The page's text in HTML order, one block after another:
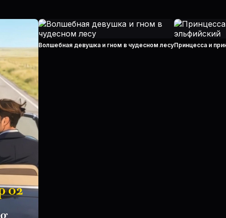
Волшебная девушка и гном в чудесном лесуПринцесса и